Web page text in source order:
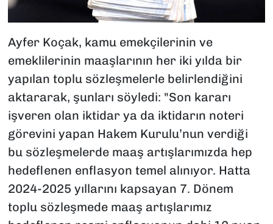
Ayfer Koçak, kamu emekçilerinin ve
emeklilerinin maaşlarının her iki yılda bir
yapılan toplu sözleşmelerle belirlendiğini
aktararak, şunları söyledi: "Son kararı
işveren olan iktidar ya da iktidarın noteri
görevini yapan Hakem Kurulu’nun verdiği
bu sözleşmelerde maaş artışlarımızda hep
hedeflenen enflasyon temel alınıyor. Hatta
2024-2025 yıllarını kapsayan 7. Dönem
toplu sözleşmede maaş artışlarımız